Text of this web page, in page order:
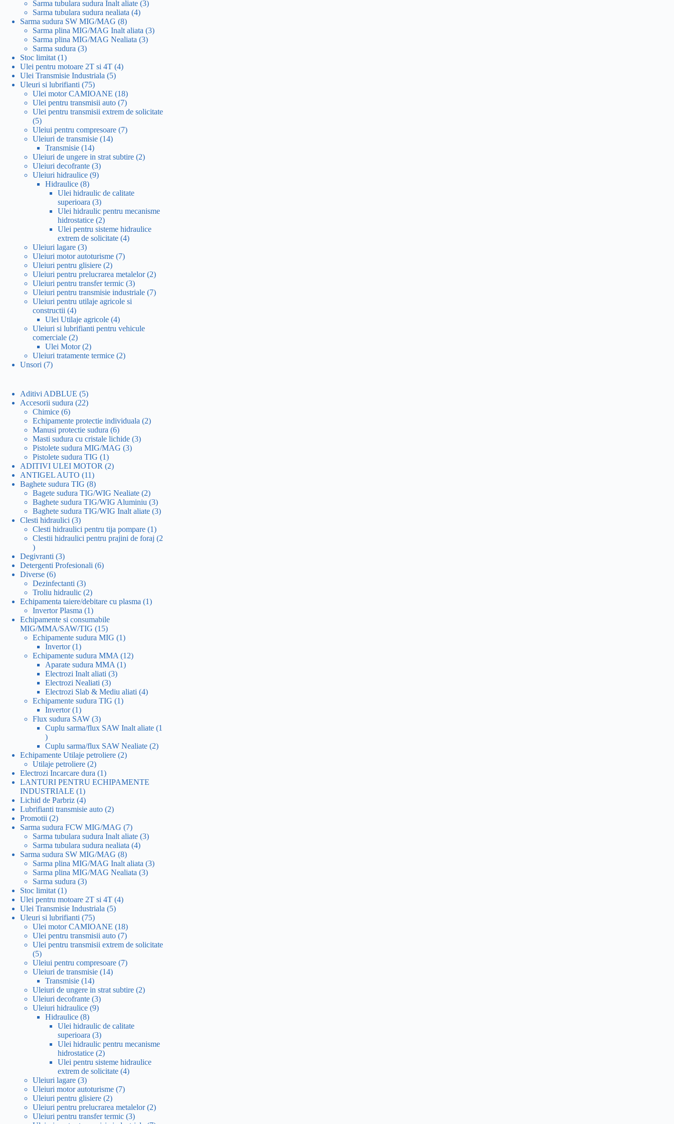
produse
Sarma tubulara sudura Inalt aliate 33
Sarma tubulara sudura nealiata 44
Sarma sudura SW MIG/MAG 88
produse
Sarma plina MIG/MAG Inalt aliata 33
Sarma plina MIG/MAG Nealiata 33
Sarma sudura 33
Stoc limitat 11
produs
Ulei pentru motoare 2T si 4T 44
Ulei Transmisie Industriala 55
Uleuri si lubrifianti 7575
de
produse
Ulei motor CAMIOANE 1818
produse
Ulei pentru transmisii auto 77
produse
Ulei pentru transmisii extrem de solicitate
55
produse
Uleiui pentru compresoare 77
Uleiuri de transmisie 1414
Transmisie 1414
produse
Uleiuri de ungere in strat subtire 22
Uleiuri decofrante 33
produse
Uleiuri hidraulice 99
Hidraulice 88
produse
Ulei hidraulic de calitate
superioara 33
produse
Ulei hidraulic pentru mecanisme
hidrostatice 22
produse
Ulei pentru sisteme hidraulice
extrem de solicitate 44
Uleiuri lagare 33
produse
Uleiuri motor autoturisme 77
Uleiuri pentru glisiere 22
produse
Uleiuri pentru prelucrarea metalelor 22
Uleiuri pentru transfer termic 33
produse
Uleiuri pentru transmisie industriale 77
Uleiuri pentru utilaje agricole si
constructii 44
produse
Ulei Utilaje agricole 44
produse
Uleiuri si lubrifianti pentru vehicule
comerciale 22
produse
Ulei Motor 22
produse
Uleiuri tratamente termice 22
Unsori 77
Aditivi ADBLUE 55
produse
Accesorii sudura 2222
produse
Chimice 66
produse
Echipamente protectie individuala 22
Manusi protectie sudura 66
produse
Masti sudura cu cristale lichide 33
Pistolete sudura MIG/MAG 33
Pistolete sudura TIG 11
produs
ADITIVI ULEI MOTOR 22
ANTIGEL AUTO 1111
produse
Baghete sudura TIG 88
produse
Bagete sudura TIG/WIG Nealiate 22
produse
Baghete sudura TIG/WIG Aluminiu 33
produse
Baghete sudura TIG/WIG Inalt aliate 33
Clesti hidraulici 33
produse
Clesti hidraulici pentru tija pompare 11
produs
Clestii hidraulici pentru prajini de foraj
2
2
produse
Degivranti 33
produse
Detergenti Profesionali 66
Diverse 66
produse
Dezinfectanti 33
produse
Troliu hidraulic 22
produse
Echipamenta taiere/debitare cu plasma 11
Invertor Plasma 11
produs
Echipamente si consumabile
MIG/MMA/SAW/TIG
1515
produse
Echipamente sudura MIG 11
Invertor 11
produs
Echipamente sudura MMA 1212
Aparate sudura MMA 11
Electrozi Inalt aliati 33
Electrozi Nealiati 33
produse
Electrozi Slab & Mediu aliati 44
Echipamente sudura TIG 11
Invertor 11
produs
Flux sudura SAW 33
produse
Cuplu sarma/flux SAW Inalt aliate 1
1
produs
Cuplu sarma/flux SAW Nealiate 22
Echipamente Utilaje petroliere 22
Utilaje petroliere 22
produse
Electrozi Incarcare dura 11
produs
LANTURI PENTRU ECHIPAMENTE
INDUSTRIALE
11
produs
Lichid de Parbriz 44
produse
Lubrifianti transmisie auto 22
Promotii 22
produse
Sarma sudura FCW MIG/MAG 77
produse
Sarma tubulara sudura Inalt aliate 33
Sarma tubulara sudura nealiata 44
Sarma sudura SW MIG/MAG 88
produse
Sarma plina MIG/MAG Inalt aliata 33
Sarma plina MIG/MAG Nealiata 33
Sarma sudura 33
Stoc limitat 11
produs
Ulei pentru motoare 2T si 4T 44
Ulei Transmisie Industriala 55
Uleuri si lubrifianti 7575
de
produse
Ulei motor CAMIOANE 1818
produse
Ulei pentru transmisii auto 77
produse
Ulei pentru transmisii extrem de solicitate
55
produse
Uleiui pentru compresoare 77
Uleiuri de transmisie 1414
Transmisie 1414
produse
Uleiuri de ungere in strat subtire 22
Uleiuri decofrante 33
produse
Uleiuri hidraulice 99
Hidraulice 88
produse
Ulei hidraulic de calitate
superioara 33
produse
Ulei hidraulic pentru mecanisme
hidrostatice 22
produse
Ulei pentru sisteme hidraulice
extrem de solicitate 44
Uleiuri lagare 33
produse
Uleiuri motor autoturisme 77
Uleiuri pentru glisiere 22
produse
Uleiuri pentru prelucrarea metalelor 22
Uleiuri pentru transfer termic 33